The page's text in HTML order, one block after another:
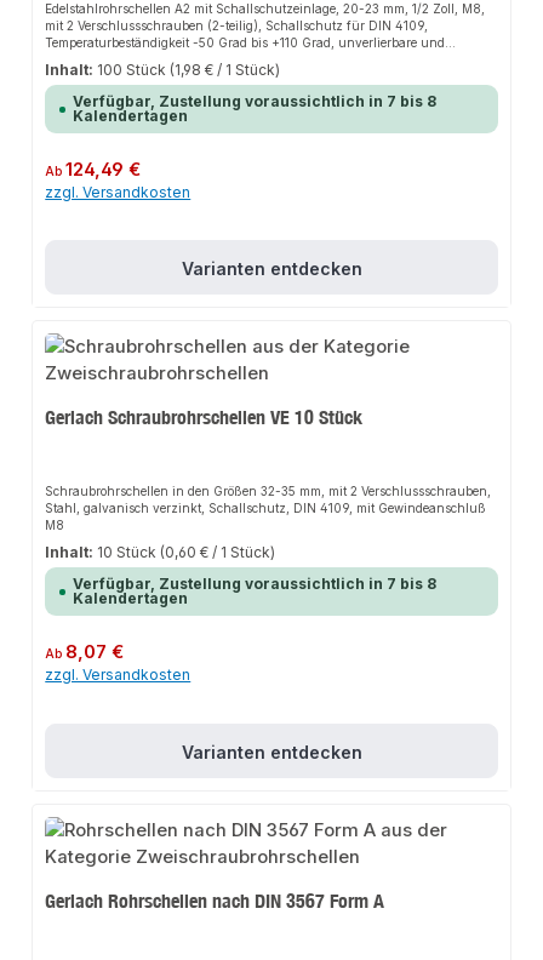
Edelstahlrohrschellen A2 mit Schallschutzeinlage, 20-23 mm, 1/2 Zoll, M8,
mit 2 Verschlussschrauben (2-teilig), Schallschutz für DIN 4109,
Temperaturbeständigkeit -50 Grad bis +110 Grad, unverlierbare und
schraubergerechte Verschlussschrauben
Inhalt: 100 Stück (1,98 € / 1 Stück)
Verfügbar, Zustellung voraussichtlich in 7 bis 8
Kalendertagen
Regulärer Preis:
Ab124,49 €
zzgl. Versandkosten
Varianten entdecken
Gerlach Schraubrohrschellen VE 10 Stück
Schraubrohrschellen in den Größen 32-35 mm, mit 2 Verschlussschrauben,
Stahl, galvanisch verzinkt, Schallschutz, DIN 4109, mit Gewindeanschluß
M8
Inhalt: 10 Stück (0,60 € / 1 Stück)
Verfügbar, Zustellung voraussichtlich in 7 bis 8
Kalendertagen
Regulärer Preis:
Ab 8,07 €
zzgl. Versandkosten
Varianten entdecken
Gerlach Rohrschellen nach DIN 3567 Form A